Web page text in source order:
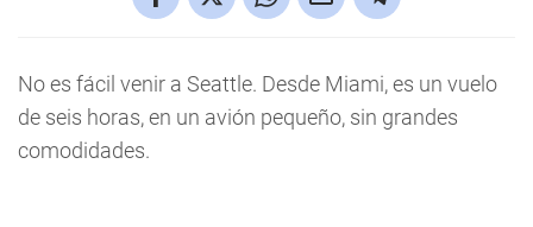
No es fácil venir a Seattle. Desde Miami, es un vuelo
de seis horas, en un avión pequeño, sin grandes
comodidades.